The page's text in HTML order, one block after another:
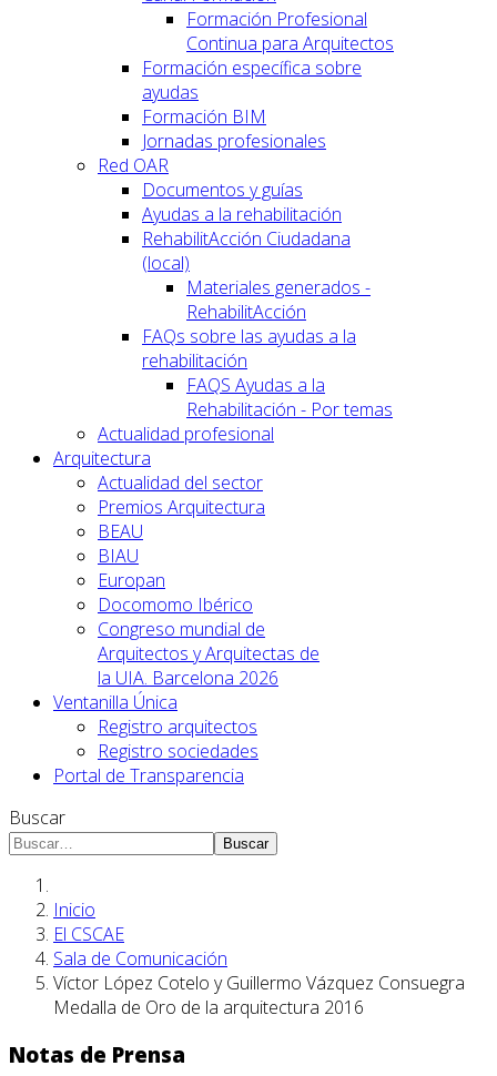
Formación Profesional
Continua para Arquitectos
Formación específica sobre
ayudas
Formación BIM
Jornadas profesionales
Red OAR
Documentos y guías
Ayudas a la rehabilitación
RehabilitAcción Ciudadana
(local)
Materiales generados -
RehabilitAcción
FAQs sobre las ayudas a la
rehabilitación
FAQS Ayudas a la
Rehabilitación - Por temas
Actualidad profesional
Arquitectura
Actualidad del sector
Premios Arquitectura
BEAU
BIAU
Europan
Docomomo Ibérico
Congreso mundial de
Arquitectos y Arquitectas de
la UIA. Barcelona 2026
Ventanilla Única
Registro arquitectos
Registro sociedades
Portal de Transparencia
Buscar
Buscar
Inicio
El CSCAE
Sala de Comunicación
Víctor López Cotelo y Guillermo Vázquez Consuegra
Medalla de Oro de la arquitectura 2016
Notas de Prensa